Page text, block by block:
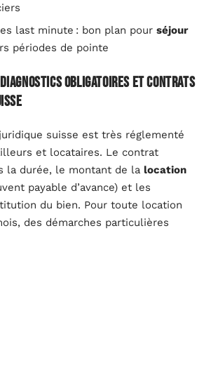
last minute : bon plan pour séjour
périodes de pointe
diagnostics obligatoires et contrats
suisse est très réglementé
et locataires. Le contrat
la durée, le montant de la location
payable d’avance) et les
du bien. Pour toute location
des démarches particulières